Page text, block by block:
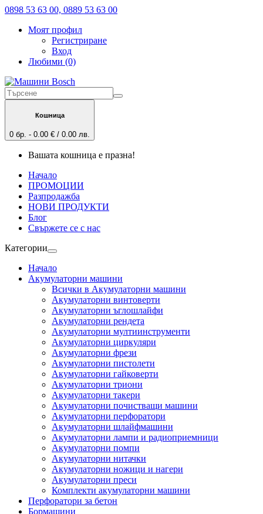
0898 53 63 00, 0889 53 63 00
Моят профил
Регистриране
Вход
Любими (0)
Кошница
0 бр. - 0.00 € / 0.00 лв.
Вашата кошница е празна!
Начало
ПРОМОЦИИ
Разпродажба
НОВИ ПРОДУКТИ
Блог
Свържете се с нас
Категории
Начало
Акумулаторни машини
Всички в Акумулаторни машини
Акумулаторни винтоверти
Акумулаторни ъглошлайфи
Акумулаторни рендета
Акумулаторни мултиинструменти
Акумулаторни циркуляри
Акумулаторни фрези
Акумулаторни пистолети
Акумулаторни гайковерти
Акумулаторни триони
Акумулаторни такери
Акумулаторни почистващи машини
Акумулаторни перфоратори
Акумулаторни шлайфмашини
Акумулаторни лампи и радиоприемници
Акумулаторни помпи
Акумулаторни нитачки
Акумулаторни ножици и нагери
Акумулаторни преси
Комплекти акумулаторни машини
Перфоратори за бетон
Бормашини